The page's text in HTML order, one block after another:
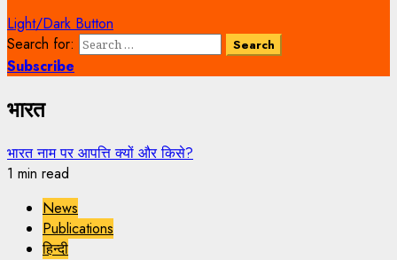
Light/Dark Button
Search for:
Subscribe
भारत
भारत नाम पर आपत्ति क्यों और किसे?
1 min read
News
Publications
हिन्दी